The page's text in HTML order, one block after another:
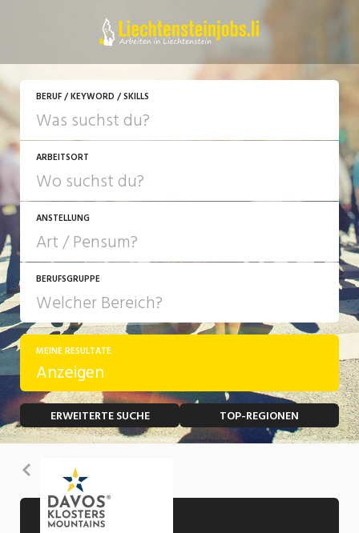
BERUF / KEYWORD / SKILLS
ARBEITSORT
ANSTELLUNG
JOB-TYP
Festanstellung
Temporär (befristet)
Freelance
Praktikum
Lehrstelle
BERUFSGRUPPE
Bank, Versicherung
Bau, Handwerk, Elektro
Bildung, Kunst, Design, Soziale Berufe, Sport
Consulting, Human Resources
Einkauf, Logistik, Transport, Verkehr
MEINE RESULTATE
Anzeigen
ERWEITERTE SUCHE TOP-REGIONEN
Zurück
JETZT BEWERBEN